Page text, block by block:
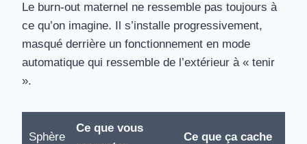
Le burn-out maternel ne ressemble pas toujours à
ce qu’on imagine. Il s’installe progressivement,
masqué derrière un fonctionnement en mode
automatique qui ressemble de l’extérieur à « tenir
».
Sphère
Ce que vous
Ce que ça cache